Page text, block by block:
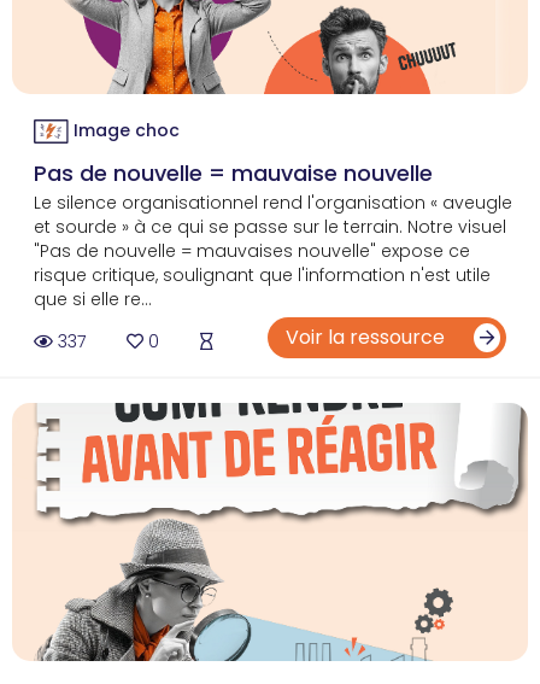
Image choc
Pas de nouvelle = mauvaise nouvelle
Le silence organisationnel rend l'organisation « aveugle
et sourde » à ce qui se passe sur le terrain. Notre visuel
"Pas de nouvelle = mauvaises nouvelle" expose ce
risque critique, soulignant que l'information n'est utile
que si elle re...
337
0 Voir la ressource